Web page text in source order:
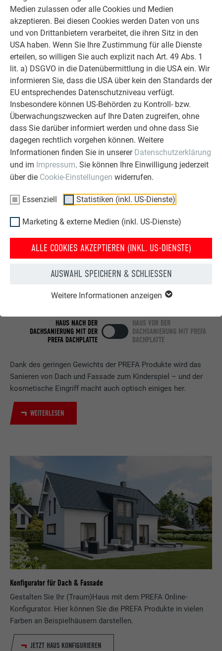
Medien zulassen oder alle Cookies und Medien
akzeptieren. Bei diesen Cookies werden Daten von uns
und von Drittanbietern verarbeitet, die ihren Sitz in den
USA haben. Wenn Sie Ihre Zustimmung für alle Dienste
erteilen, so willigen Sie auch explizit nach Art. 49 Abs. 1
lit. a) DSGVO in die Datenübermittlung in die USA ein. Wir
informieren Sie, dass die USA über kein den Standards der
EU entsprechendes Datenschutzniveau verfügt.
Insbesondere können US-Behörden zu Kontroll- bzw.
Überwachungszwecken auf Ihre Daten zugreifen, ohne
dass Sie darüber informiert werden und ohne dass Sie
dagegen rechtlich vorgehen können. Weitere
Informationen finden Sie in unserer Datenschutzerklärung
und im Impressum. Sie können Ihre Einwilligung jederzeit
über die Cookie-Einstellungen widerrufen.
Essenziell Statistiken (inkl. US-Dienste)
Marketing & externe Medien (inkl. US-Dienste)
ALLE COOKIES AKZEPTIEREN (INKL. US-DIENSTE)
AUSWAHL SPEICHERN & SCHLIESSEN
Weitere Informationen anzeigen
Deshalb versuchen wir als PREFA in
allen Phasen Ihres Projektes als
starker Begleiter zur Seite zu stehen.
Überzeugen Sie sich selbst!
WEITERLESEN
Dank des geringen Gewichts der PREFA Produkte wird das
Sanieren von Dach und Fassade zum Kinderspiel – und der
kosmetische Eingriff macht auch optisch einiges her.
WEITERLESEN
PREFA SANIERUNGSGALERIE
OBJEKTE VOR UND NACH DER SANIERUNG
HAUS NACH DER
DACHSANIERUNG MIT DER
PREFA DACHPLATTE
HAUS VOR DER
DACHSANIERUNG MIT PREFA
DACHPLATTE
Konfigurator für Dach & Fassade
Gestalten Sie Ihr (Traum)Haus mit dem PREFA Online-
Konfigurator. Hier können Sie die PREFA Produkte in vielen
Farben an Beispielhäusern darstellen.
JETZT HAUS KONFIGURIEREN